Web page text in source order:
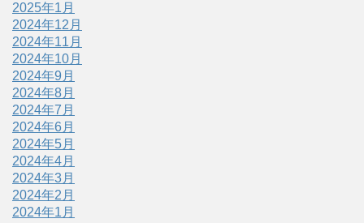
2025年1月
2024年12月
2024年11月
2024年10月
2024年9月
2024年8月
2024年7月
2024年6月
2024年5月
2024年4月
2024年3月
2024年2月
2024年1月